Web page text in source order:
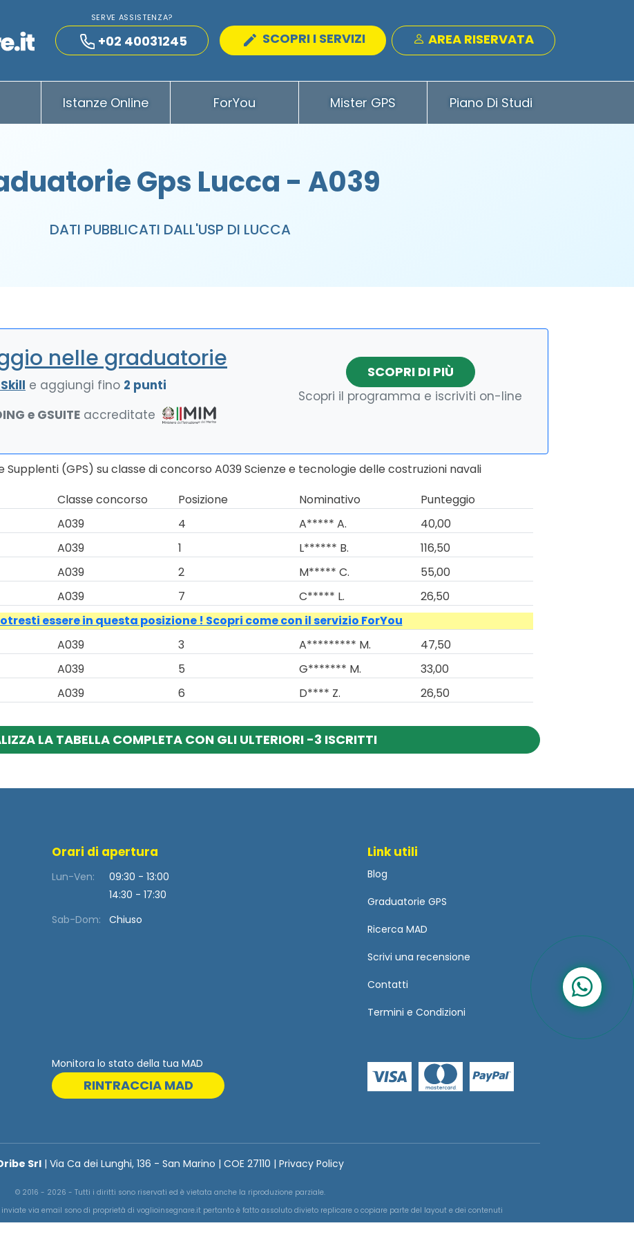
SERVE ASSISTENZA?
+02 40031245 SCOPRI I SERVIZI AREA RISERVATA
Istanze Online ForYou Mister GPS Piano Di Studi
Gps Lucca - A039
DATI PUBBLICATI DALL'USP DI LUCCA
nelle graduatorie
e aggiungi fino 2 punti
e GSUITE accreditate
SCOPRI DI PIÙ
Scopri il programma e iscriviti on-line
(GPS) su classe di concorso A039 Scienze e tecnologie delle costruzioni navali
Classe concorso Posizione Nominativo
Punteggio
A039 4 A***** A.
40,00
A039 1 L****** B.
116,50
A039 2 M***** C.
55,00
A039 7 C***** L.
26,50
essere in questa posizione ! Scopri come con il servizio ForYou
A039 3 A********* M.
47,50
A039 5 G******* M.
33,00
A039 6 D**** Z. 26,50
LA TABELLA COMPLETA CON GLI ULTERIORI -3 ISCRITTI
Orari di apertura
Lun-Ven:
09:30 - 13:00
14:30 - 17:30
Sab-Dom:
Chiuso
Link utili
Blog
Graduatorie GPS
Ricerca MAD
Scrivi una recensione
Contatti
Termini e Condizioni
Monitora lo stato della tua MAD
RINTRACCIA MAD
Srl| Via Ca dei Lunghi, 136 - San Marino | COE 27110 | Privacy Policy
© 2016 - 2026 - Tutti i diritti sono riservati ed è vietata anche la riproduzione parziale.
via email sono di proprietà di voglioinsegnare.it pertanto è fatto assoluto divieto replicare o copiare parte del layout e dei contenuti